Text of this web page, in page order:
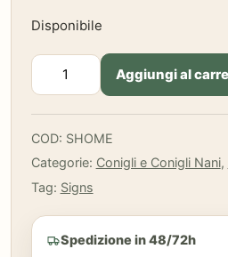
Disponibile
Signs
Home
80
ml
NUOVO
FORMATO
Aggiungi al
COD: SHOME
Categorie: Conigli e Conigli Nani,
Tag: Signs
Spedizione in 48/72h